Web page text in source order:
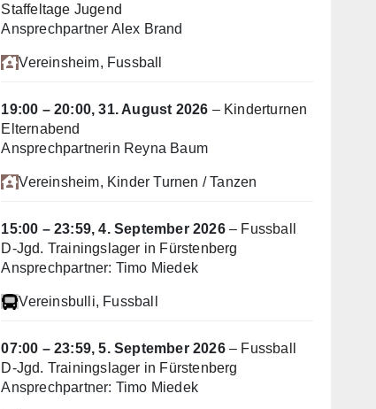
Staffeltage Jugend
Ansprechpartner Alex Brand
Vereinsheim, Fussball
19:00 – 20:00,31. August 2026 – Kinderturnen
Elternabend
Ansprechpartnerin Reyna Baum
Vereinsheim, Kinder Turnen / Tanzen
15:00 – 23:59,4. September 2026 – Fussball
D-Jgd. Trainingslager in Fürstenberg
Ansprechpartner: Timo Miedek
Vereinsbulli, Fussball
07:00 – 23:59,5. September 2026 – Fussball
D-Jgd. Trainingslager in Fürstenberg
Ansprechpartner: Timo Miedek